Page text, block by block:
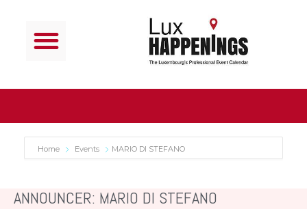
Home Events MARIO DI STEFANO
ANNOUNCER: MARIO DI STEFANO